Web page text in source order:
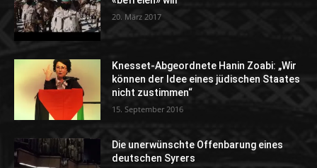
20. März 2017
Knesset-Abgeordnete Hanin Zoabi: „Wir
können der Idee eines jüdischen Staates
nicht zustimmen“
15. September 2016
Die unerwünschte Offenbarung eines
deutschen Syrers